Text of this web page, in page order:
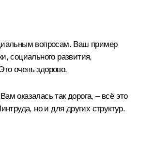
вопросам. Ваш пример
социального развития,
очень здорово.
оказалась так дорога, – всё это
но и для других структур.